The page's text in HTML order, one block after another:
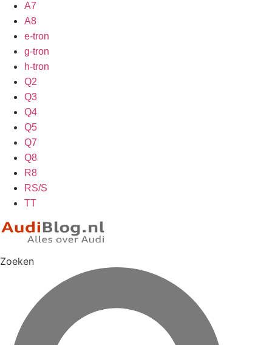
A7
A8
e-tron
g-tron
h-tron
Q2
Q3
Q4
Q5
Q7
Q8
R8
RS/S
TT
Zoeken